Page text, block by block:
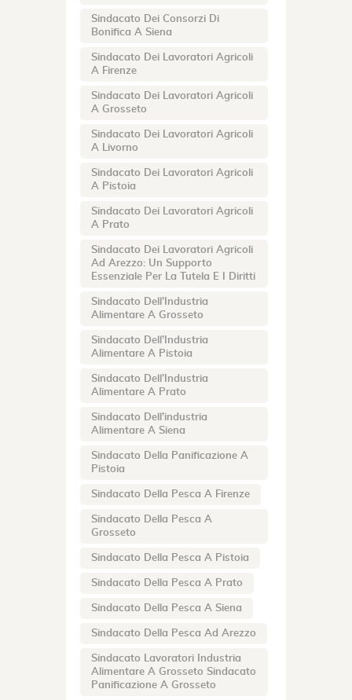
Sindacato Dei Consorzi Di
Bonifica A Siena
Sindacato Dei Lavoratori Agricoli
A Firenze
Sindacato Dei Lavoratori Agricoli
A Grosseto
Sindacato Dei Lavoratori Agricoli
A Livorno
Sindacato Dei Lavoratori Agricoli
A Pistoia
Sindacato Dei Lavoratori Agricoli
A Prato
Sindacato Dei Lavoratori Agricoli
Ad Arezzo: Un Supporto
Essenziale Per La Tutela E I Diritti
Sindacato Dell’Industria
Alimentare A Grosseto
Sindacato Dell’Industria
Alimentare A Pistoia
Sindacato Dell’Industria
Alimentare A Prato
Sindacato Dell’industria
Alimentare A Siena
Sindacato Della Panificazione A
Pistoia
Sindacato Della Pesca A Firenze
Sindacato Della Pesca A
Grosseto
Sindacato Della Pesca A Pistoia
Sindacato Della Pesca A Prato
Sindacato Della Pesca A Siena
Sindacato Della Pesca Ad Arezzo
Sindacato Lavoratori Industria
Alimentare A Grosseto Sindacato
Panificazione A Grosseto